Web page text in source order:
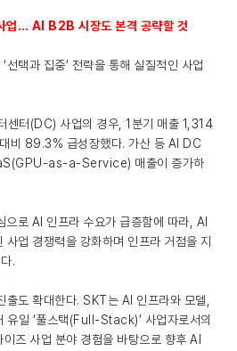
업… AI B2B 시장도 본격 공략할 것
선택과 집중’ 전략을 통해 실질적인 사업
센터(DC) 사업의 경우, 1분기 매출 1,314
비 89.3% 급성장했다. 가산 등 AI DC
as-a-Service) 매출이 증가하
로 AI 인프라 수요가 급증함에 따라, AI
업 경쟁력을 강화하며 인프라 거점을 지
.
도 확대한다. SKT는 AI 인프라와 모델,
유일 ‘풀스택(Full-Stack)’ 사업자로서의
즈 사업 분야 경험을 바탕으로 향후 AI